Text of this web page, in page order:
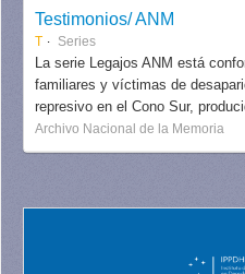
Testimonios/ ANM
T Series
La serie Legajos ANM está
familiares y víctimas de
represivo en el Cono Sur,
Archivo Nacional de la Memoria